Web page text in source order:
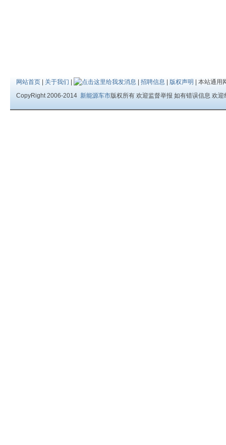
网站首页 关于我们 招聘信息 版权声明
| 本站通用
CopyRight 2006-2014 新能源车市版权所有 欢迎监督举报 如有错误信息 欢迎